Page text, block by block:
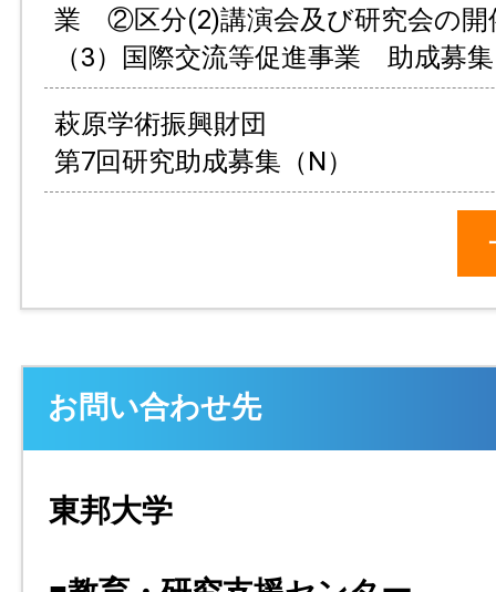
業 ②区分(2)講演会及び研究会の
（3）国際交流等促進事業 助成募
萩原学術振興財団
第7回研究助成募集（N）
お問い合わせ先
東邦大学